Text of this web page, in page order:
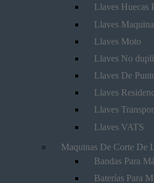
Llaves Huecas
Llaves
Llaves Moto
Llaves No
Llaves De
Llaves
Llaves
Llaves VATS
Maquinas De Corte De
Bandas Para
Baterías Para